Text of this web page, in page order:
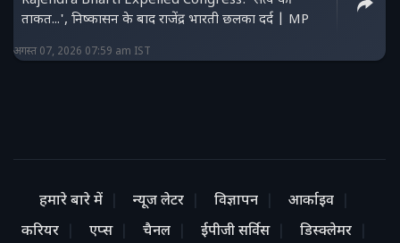
ताकत...', निष्कासन के बाद राजेंद्र भारती छलका दर्द | MP
अगस्त 07, 2026 07:59 am IST
हमारे बारे में न्यूज लेटर विज्ञापन
आर्काइव
करियर
एप्स चैनल ईपीजी सर्विस
डिस्क्लेमर